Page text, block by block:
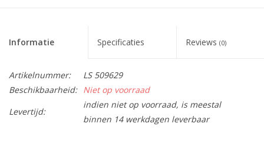
Informatie Specificaties Reviews (0)
Artikelnummer:
LS 509629
Beschikbaarheid: Niet op voorraad
Levertijd:
indien niet op voorraad, is meestal
binnen 14 werkdagen leverbaar